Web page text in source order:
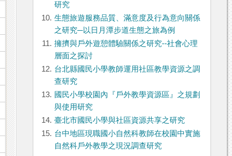
研究
10. 生態旅遊服務品質、滿意度及行為意向關係
之研究─以日月潭步道生態之旅為例
11. 擁擠與戶外遊憩體驗關係之研究--社會心理
層面之探討
12. 台北縣國民小學教師運用社區教學資源之調
查研究
13. 國民小學校園內『戶外教學資源區』之規劃
與使用研究
14. 臺北市國民小學與社區資源共享之研究
15. 台中地區現職國小自然科教師在校園中實施
自然科戶外教學之現況調查研究